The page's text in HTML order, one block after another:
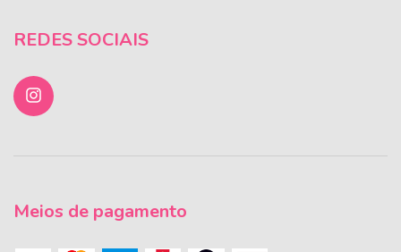
REDES SOCIAIS
Meios de pagamento